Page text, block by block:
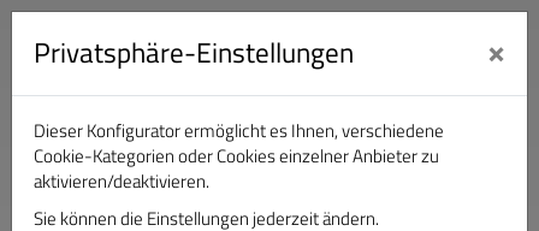
Verband Deutscher Sportjournalisten e.V.
Privatsphäre-Einstellungen ×
Dieser Konfigurator ermöglicht es Ihnen, verschiedene
Cookie-Kategorien oder Cookies einzelner Anbieter zu
aktivieren/deaktivieren.
Sie können die Einstellungen jederzeit ändern.